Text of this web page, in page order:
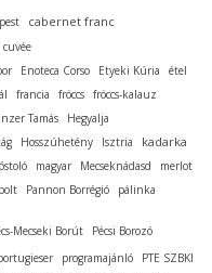
cabernet franc
cuvée
Enoteca Corso Etyeki Kúria
étel
francia fröccs fröccs-kalauz
Tamás
Hegyalja
Hosszúhetény Isztria kadarka
magyar Mecseknádasd
merlot
Pannon Borrégió pálinka
Mecseki Borút Pécsi Borozó
programajánló
PTE SZBKI